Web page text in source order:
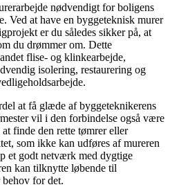
nødvendigt for boligens
Ved at have en byggeteknisk murer
er du således sikker på, at
du drømmer om. Dette
flise- og klinkearbejde,
isolering, restaurering og
at få glæde af byggeteknikerens
vil i den forbindelse også være
finde den rette tømrer eller
som ikke kan udføres af mureren
et godt netværk med dygtige
kan tilknytte løbende til
for det.